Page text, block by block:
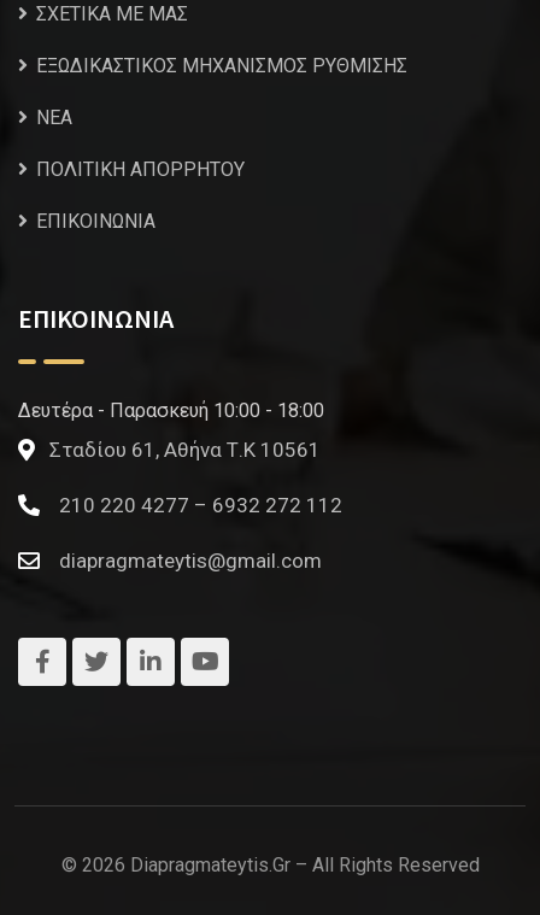
ΣΧΕΤΙΚΑ ΜΕ ΜΑΣ
ΕΞΩΔΙΚΑΣΤΙΚΟΣ ΜΗΧΑΝΙΣΜΟΣ ΡΥΘΜΙΣΗΣ
NEA
ΠΟΛΙΤΙΚΗ ΑΠΟΡΡΗΤΟΥ
ΕΠΙΚΟΙΝΩΝΙΑ
ΕΠΙΚΟΙΝΩΝΙΑ
Δευτέρα - Παρασκευή 10:00 - 18:00
Σταδίου 61, Αθήνα Τ.Κ 10561
210 220 4277 – 6932 272 112
diapragmateytis@gmail.com
© 2026 Diapragmateytis.gr – All Rights Reserved